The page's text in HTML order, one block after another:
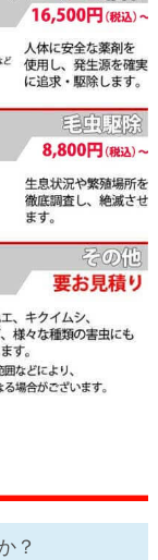
？